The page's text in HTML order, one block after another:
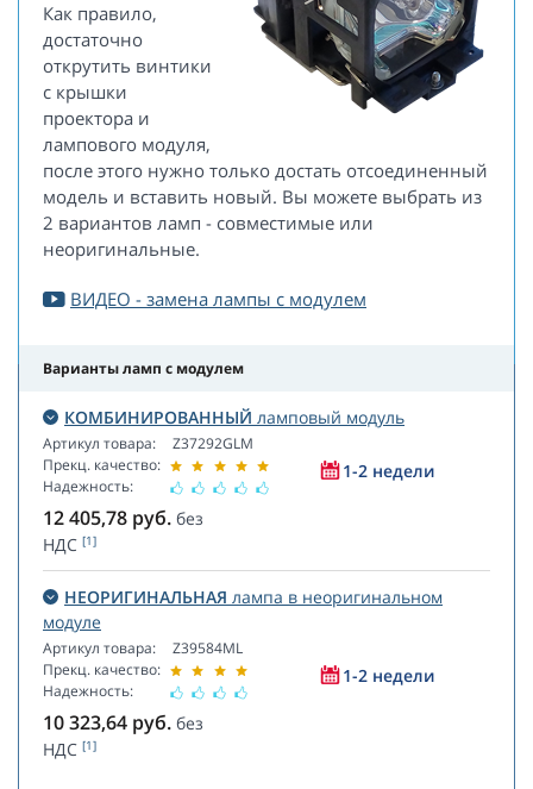
Как правило,
достаточно
открутить винтики
с крышки
проектора и
лампового модуля,
после этого нужно только достать отсоединенный
модель и вставить новый. Вы можете выбрать из
2 вариантов ламп - совместимые или
неоригинальные.
ВИДЕО - замена лампы с модулем
Варианты ламп с модулем
КОМБИНИРОВАННЫЙ ламповый модуль
Артикул товара:
Прекц. качество:
Надежность:
Z37292GLM
1-2 недели
12 405,78 руб. без
НДС [1]
НЕОРИГИНАЛЬНАЯ лампа в неоригинальном
модуле
Артикул товара:
Прекц. качество:
Надежность:
Z39584ML
1-2 недели
10 323,64 руб. без
НДС [1]